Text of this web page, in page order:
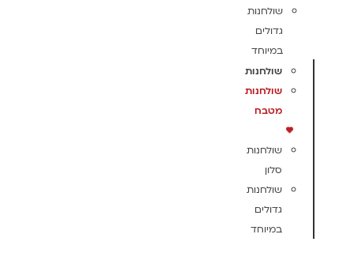
שולחנות
גדולים
במיוחד
שולחנות
שולחנות
מטבח
שולחנות
סלון
שולחנות
גדולים
במיוחד